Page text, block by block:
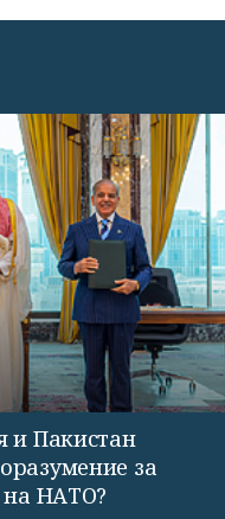
и Пакистан
за
на НАТО?